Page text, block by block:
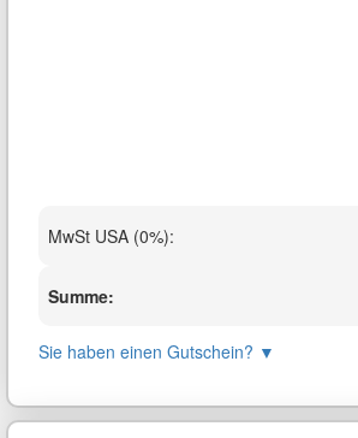
MwSt USA (0%):
Summe:
Sie haben einen Gutschein? ▼